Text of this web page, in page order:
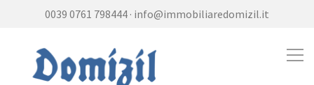
0039 0761 798444 · info@immobiliaredomizil.it